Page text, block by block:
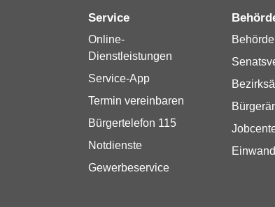
Service
Online-
Dienstleistungen
Service-App
Termin vereinbaren
Bürgertelefon 115
Notdienste
Gewerbeservice